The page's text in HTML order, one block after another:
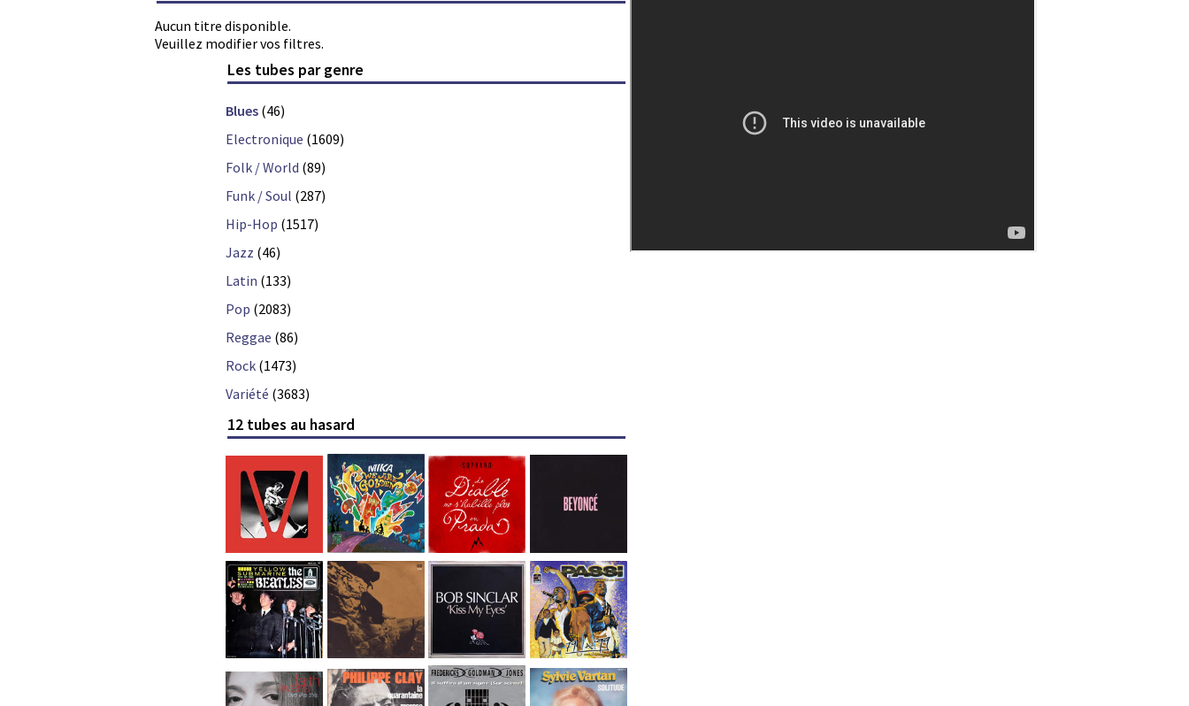
Aucun titre disponible.
Veuillez modifier vos filtres.
Les tubes par genre
Blues (46)
Electronique (1609)
Folk / World (89)
Funk / Soul (287)
Hip-Hop (1517)
Jazz (46)
Latin (133)
Pop (2083)
Reggae (86)
Rock (1473)
Variété (3683)
12 tubes au hasard